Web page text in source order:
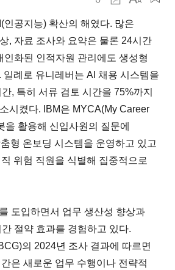
인공지능) 확산의 해였다. 많은
, 자료 조사와 요약은 물론 24시간
인화된 인적자원 관리에도 생성형
일례로 유니레버는 AI 채용 시스템을
, 특히 서류 검토 시간을 75%까지
시켰다. IBM은 MYCA(My Career
을 활용해 신입사원의 질문에
형 온보딩 시스템을 운영하고 있고
위험 직원을 식별해 집중적으로
도입하면서 업무 생산성 향상과
절약 효과를 경험하고 있다.
의 2024년 조사 결과에 따르면
은 새로운 업무 수행이나 전략적